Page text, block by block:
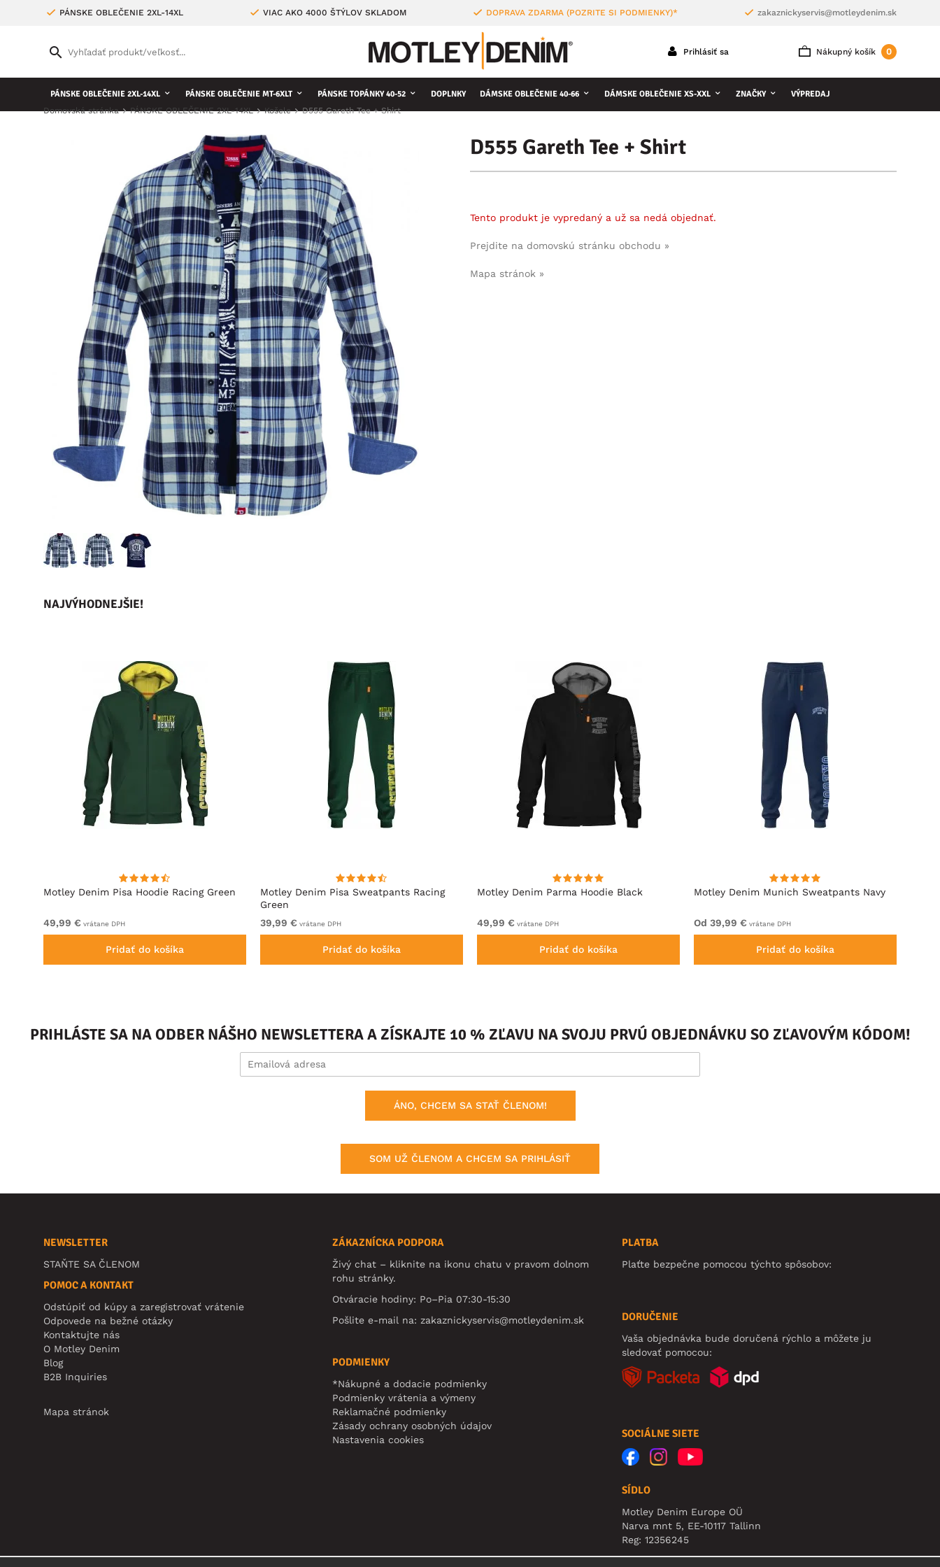
PÁNSKE OBLEČENIE 2XL-14XL VIAC AKO 4000 ŠTÝLOV SKLADOM DOPRAVA ZDARMA (POZRITE SI PODMIENKY)* zakaznickyservis@motleydenim.sk
Nákupný košík 0
Prihlásiť sa
PÁNSKE OBLEČENIE 2XL-14XL PÁNSKE OBLEČENIE MT-6XLT PÁNSKE TOPÁNKY 40-52 DOPLNKY DÁMSKE OBLEČENIE 40-66 DÁMSKE OBLEČENIE XS-XXL ZNAČKY VÝPREDAJ
Domovská stránka PÁNSKE OBLEČENIE 2XL-14XL Košele D555 Gareth Tee + Shirt
D555 Gareth Tee + Shirt
Tento produkt je vypredaný a už sa nedá objednať.
Prejdite na domovskú stránku obchodu »
Mapa stránok »
NAJVÝHODNEJŠIE!
Motley Denim Pisa Hoodie Racing Green
49,99 € vrátane DPH
Pridať do košíka
Motley Denim Pisa Sweatpants Racing
Green
39,99 € vrátane DPH
Pridať do košíka
Motley Denim Parma Hoodie Black
49,99 € vrátane DPH
Pridať do košíka
Motley Denim Munich Sweatpants Navy
Od 39,99 € vrátane DPH
Pridať do košíka
PRIHLÁSTE SA NA ODBER NÁŠHO NEWSLETTERA A ZÍSKAJTE 10 % ZĽAVU NA SVOJU PRVÚ OBJEDNÁVKU SO ZĽAVOVÝM KÓDOM!
ÁNO, CHCEM SA STAŤ ČLENOM!
SOM UŽ ČLENOM A CHCEM SA PRIHLÁSIŤ
NEWSLETTER
STAŇTE SA ČLENOM
POMOC A KONTAKT
Odstúpiť od kúpy a zaregistrovať vrátenie
Odpovede na bežné otázky
Kontaktujte nás
O Motley Denim
Blog
B2B Inquiries
Mapa stránok
ZÁKAZNÍCKA PODPORA
Živý chat – kliknite na ikonu chatu v pravom dolnom
rohu stránky.
Otváracie hodiny: Po–Pia 07:30-15:30
Pošlite e-mail na:zakaznickyservis@motleydenim.sk
PODMIENKY
*Nákupné a dodacie podmienky
Podmienky vrátenia a výmeny
Reklamačné podmienky
Zásady ochrany osobných údajov
Nastavenia cookies
PLATBA
Plaťte bezpečne pomocou týchto spôsobov:
DORUČENIE
Vaša objednávka bude doručená rýchlo a môžete ju
sledovať pomocou:
SOCIÁLNE SIETE
SÍDLO
Motley Denim Europe OÜ
Narva mnt 5, EE-10117 Tallinn
Reg: 12356245
Upozornenie: Na túto adresu **neposielajte vrátený